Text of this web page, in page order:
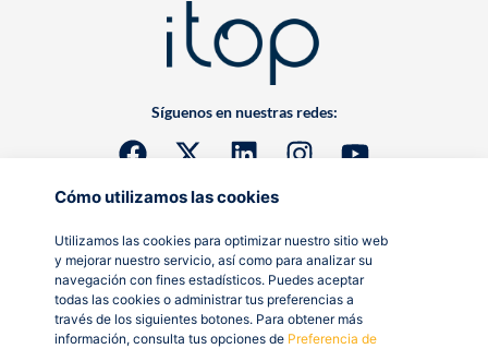
Cómo utilizamos las cookies
Utilizamos las cookies para optimizar nuestro sitio web
y mejorar nuestro servicio, así como para analizar su
navegación con fines estadísticos. Puedes aceptar
todas las cookies o administrar tus preferencias a
través de los siguientes botones. Para obtener más
información, consulta tus opciones de Preferencia de
Síguenos en nuestras redes: